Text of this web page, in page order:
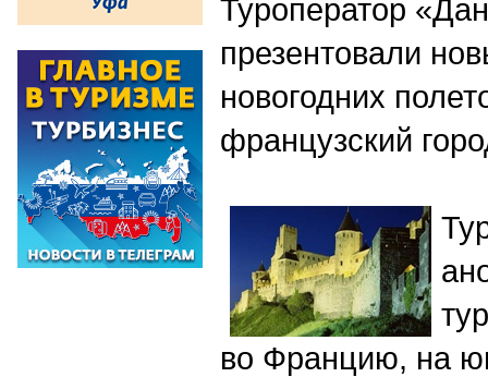
Туроператор
презентовали
новогодних
французский
во Францию, на